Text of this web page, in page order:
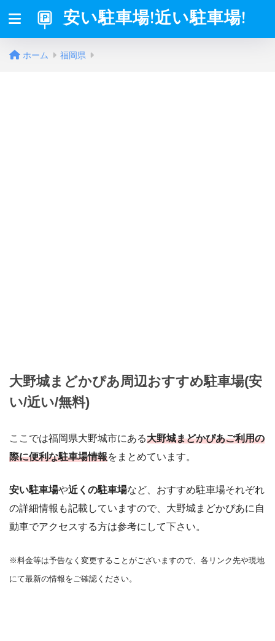
安い駐車場!近い駐車場!
ホーム 福岡県
大野城まどかぴあ周辺おすすめ駐車場(安
い/近い/無料)
ここでは福岡県大野城市にある大野城まどかぴあご利用の
際に便利な駐車場情報をまとめています。
安い駐車場や近くの駐車場など、おすすめ駐車場それぞれ
の詳細情報も記載していますので、大野城まどかぴあに自
動車でアクセスする方は参考にして下さい。
※料金等は予告なく変更することがございますので、各リンク先や現地
にて最新の情報をご確認ください。